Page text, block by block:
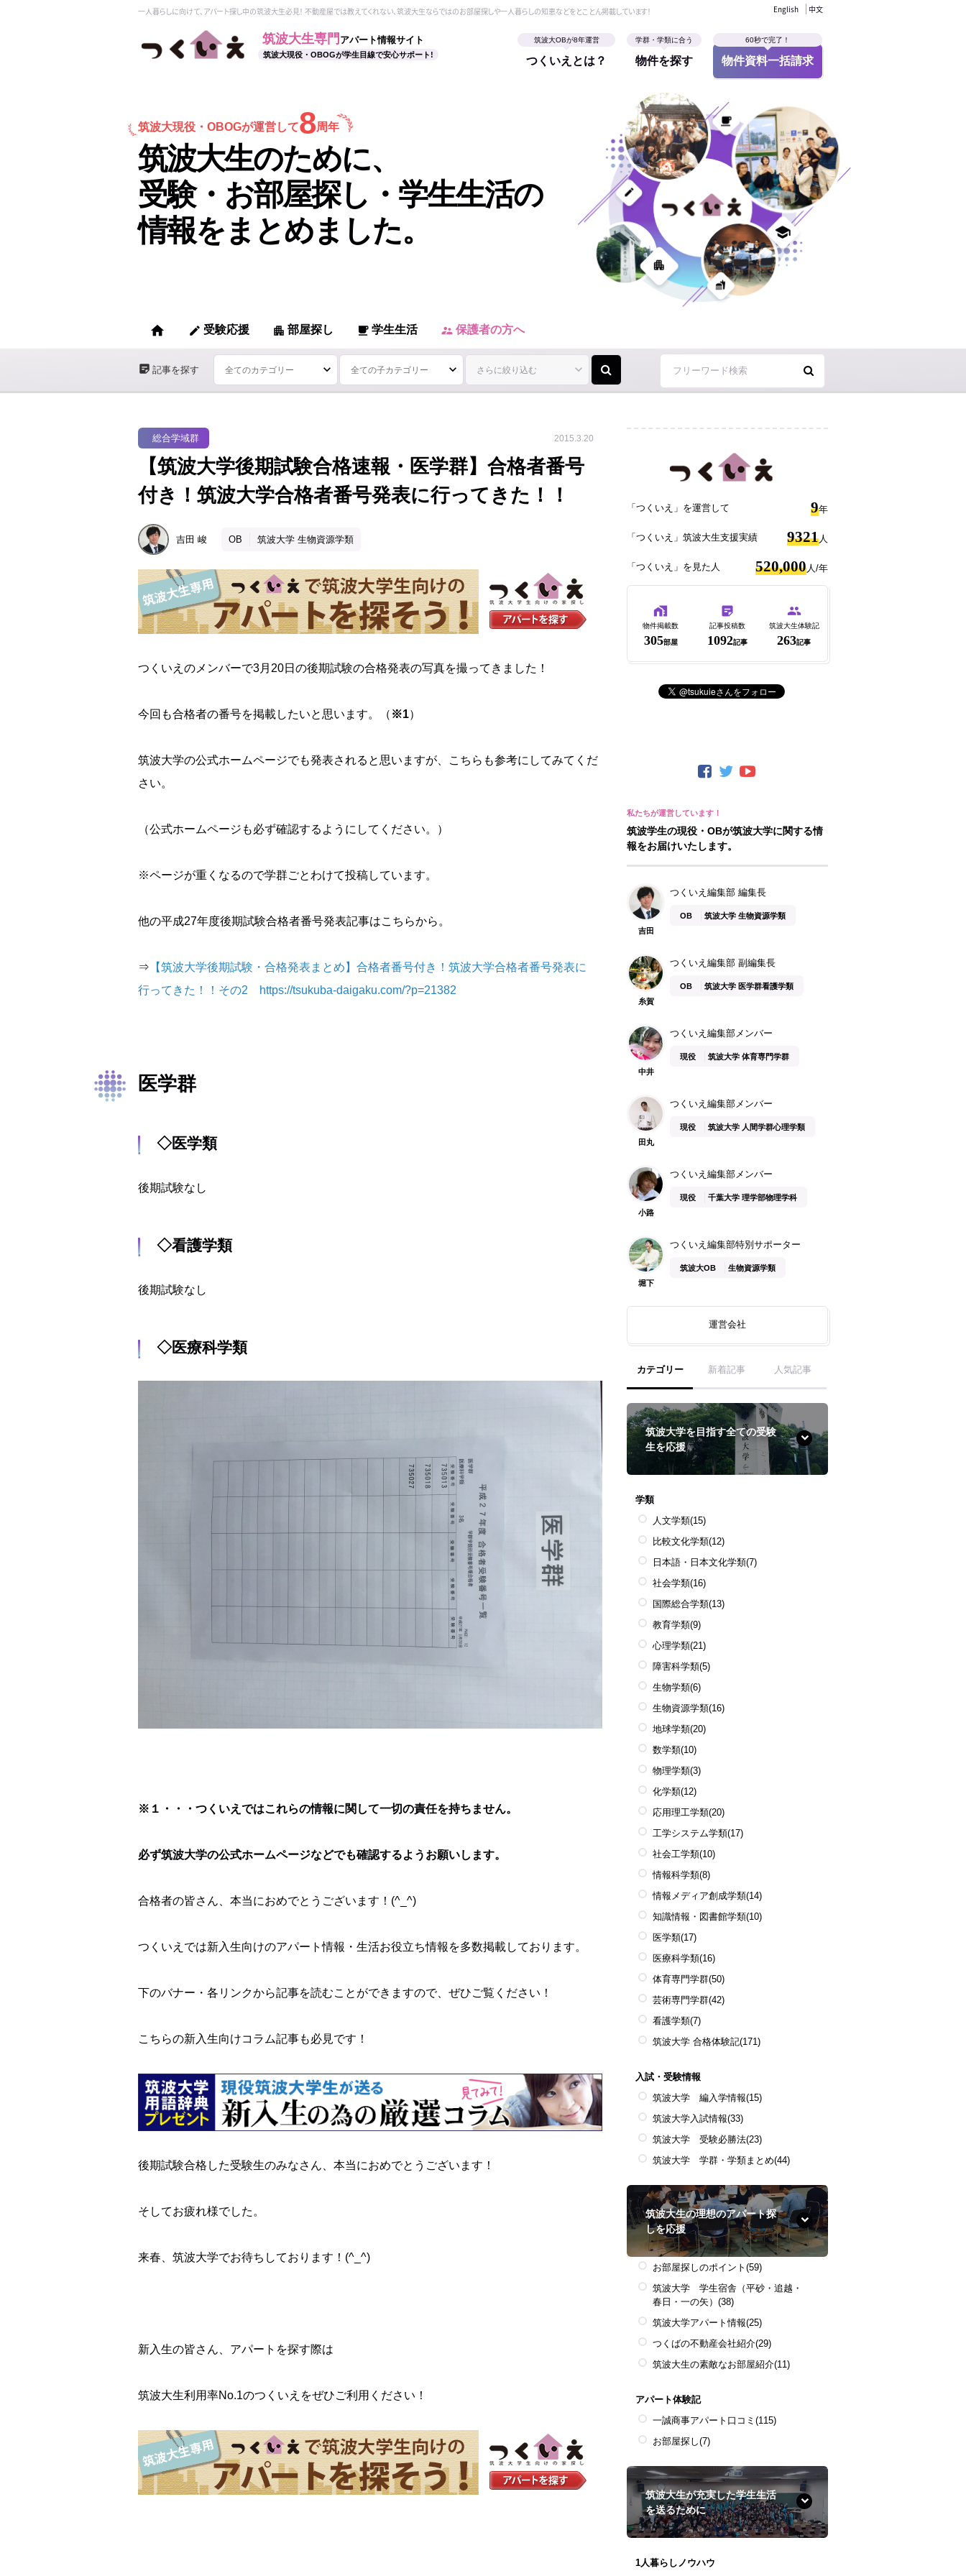
一人暮らしに向けて、アパート探し中の筑波大生必見！ 不動産屋では教えてくれない、筑波大生ならではのお部屋探しや一人暮らしの知恵などをとことん掲載しています！ English 中文
筑波大生専門 アパート情報サイト
筑波大現役・OBOGが学生目線で安心サポート!
筑波大OBが8年運営
つくいえとは？
学群・学類に合う
物件を探す
60秒で完了！
物件資料一括請求
筑波大現役・ OBOGが運営して8周年
筑波大生のために、
受験・お部屋探し・学生生活の
情報をまとめました。
home edit 受験応援 apartment 部屋探し local_cafe 学生生活 supervisor_account 保護者の方へ
sticky_note_2 記事を探す
総合学域群 2015.3.20
【筑波大学後期試験合格速報・医学群】合格者番号
付き！筑波大学合格者番号発表に行ってきた！！
吉田 峻 OB 筑波大学 生物資源学類
つくいえのメンバーで3月20日の後期試験の合格発表の写真を撮ってきました！
今回も合格者の番号を掲載したいと思います。（ ※1）
筑波大学の公式ホームページでも発表されると思いますが、こちらも参考にしてみてくだ
さい。
（公式ホームページも必ず確認するようにしてください。）
※ページが重くなるので学群ごとわけて投稿しています。
他の平成27年度後期試験合格者番号発表記事はこちらから。
⇒ 【筑波大学後期試験・合格発表まとめ】合格者番号付き！筑波大学合格者番号発表に
行ってきた！！その2
https://tsukuba-daigaku.com/?p=21382
医学群
◇医学類
後期試験なし
◇看護学類
後期試験なし
◇医療科学類
※１・・・つくいえではこれらの情報に関して一切の責任を持ちません。
必ず筑波大学の公式ホームページなどでも確認するようお願いします。
合格者の皆さん、本当におめでとうございます！(^_^)
つくいえでは新入生向けのアパート情報・生活お役立ち情報を多数掲載しております。
下のバナー・各リンクから記事を読むことができますので、ぜひご覧ください！
こちらの新入生向けコラム記事も必見です！
後期試験合格した受験生のみなさん、本当におめでとうございます！
そしてお疲れ様でした。
来春、筑波大学でお待ちしております！(^_^)
新入生の皆さん、アパートを探す際は
筑波大生利用率No.1のつくいえをぜひご利用ください！
「つくいえ」を運営して 9年
「つくいえ」筑波大生支援実績 9321 人
「つくいえ」を見た人 520,000 人/年
物件掲載数
305部屋
記事投稿数
1092記事
筑波大生体験記
263記事
筑波学生の現役・OBが筑波大学に関する情
報をお届けいたします。
吉田
つくいえ編集部 編集長
OB 筑波大学 生物資源学類
糸賀
つくいえ編集部 副編集長
OB 筑波大学 医学群看護学類
中井
つくいえ編集部メンバー
現役 筑波大学 体育専門学群
田丸
つくいえ編集部メンバー
現役 筑波大学 人間学群心理学類
小路
つくいえ編集部メンバー
現役 千葉大学 理学部物理学科
堀下
つくいえ編集部特別サポーター
筑波大OB 生物資源学類
運営会社
カテゴリー 新着記事 人気記事
筑波大学を目指す全ての受験
生を応援
学類
人文学類(15)
比較文化学類(12)
日本語・日本文化学類(7)
社会学類(16)
国際総合学類(13)
教育学類(9)
心理学類(21)
障害科学類(5)
生物学類(6)
生物資源学類(16)
地球学類(20)
数学類(10)
物理学類(3)
化学類(12)
応用理工学類(20)
工学システム学類(17)
社会工学類(10)
情報科学類(8)
情報メディア創成学類(14)
知識情報・図書館学類(10)
医学類(17)
医療科学類(16)
体育専門学群(50)
芸術専門学群(42)
看護学類(7)
筑波大学 合格体験記(171)
入試・受験情報
筑波大学 編入学情報(15)
筑波大学入試情報(33)
筑波大学 受験必勝法(23)
筑波大学 学群・学類まとめ(44)
筑波大生の理想のアパート探
しを応援
お部屋探しのポイント (59)
筑波大学 学生宿舎（平砂・追越・
春日・一の矢） (38)
筑波大学アパート情報(25)
つくばの不動産会社紹介(29)
筑波大生の素敵なお部屋紹介(11)
アパート体験記
一誠商事アパート口コミ (115)
お部屋探し(7)
筑波大生が充実した学生生活
を送るために
1人暮らしノウハウ